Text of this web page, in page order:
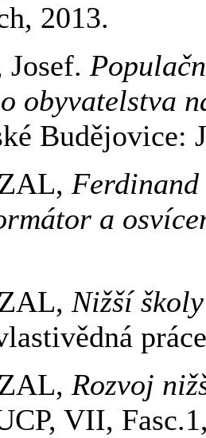
2013.
obyvatelstva
Budějovice:
a
Nižší
Rozvoj
VII,